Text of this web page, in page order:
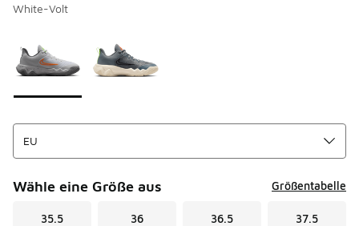
White-Volt
Wähle eine Größe aus Größentabelle
35.5 36 36.5 37.5